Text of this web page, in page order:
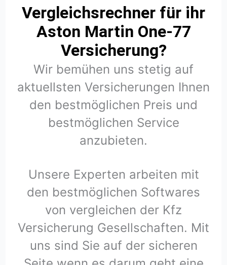
Vergleichsrechner für ihr
Aston Martin One-77
Versicherung?
Wir bemühen uns stetig auf
aktuellsten Versicherungen Ihnen
den bestmöglichen Preis und
bestmöglichen Service
anzubieten.
Unsere Experten arbeiten mit
den bestmöglichen Softwares
von vergleichen der Kfz
Versicherung Gesellschaften. Mit
uns sind Sie auf der sicheren